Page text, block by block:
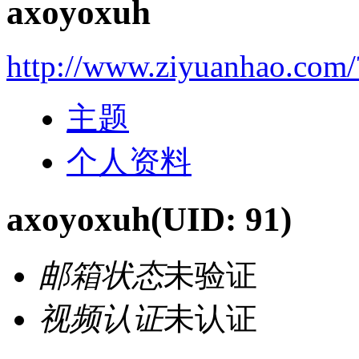
axoyoxuh
http://
主题
个人资料
axoyoxuh(UID: 91)
邮箱状态未验证
视频认证未认证